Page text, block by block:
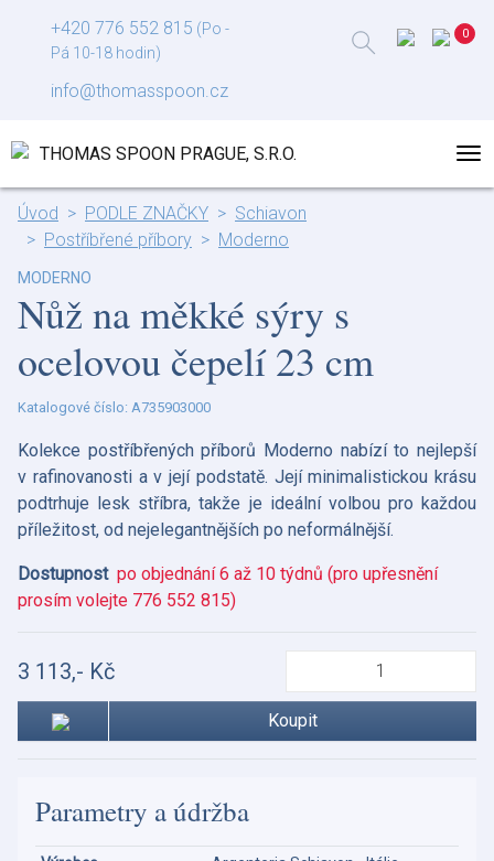
+420 776 552 815 (Po -
Pá 10-18 hodin)
info@thomasspoon.cz
Úvod PODLE ZNAČKY
Schiavon
Postříbřené příbory
Moderno
MODERNO
Nůž na měkké sýry s
ocelovou čepelí 23 cm
Katalogové číslo: A735903000
Kolekce postříbřených příborů Moderno nabízí to nejlepší
v rafinovanosti a v její podstatě. Její minimalistickou krásu
podtrhuje lesk stříbra, takže je ideální volbou pro každou
příležitost, od nejelegantnějších po neformálnější.
Dostupnost po objednání 6 až 10 týdnů (pro upřesnění
prosím volejte 776 552 815)
3 113,- Kč
Koupit
Parametry a údržba